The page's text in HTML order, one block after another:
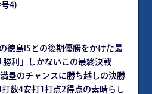
4)
徳島ISとの後期優勝をかけた最
利」しかないこの最終決戦
塁のチャンスに勝ち越しの決勝
数4安打1打点2得点の素晴らし